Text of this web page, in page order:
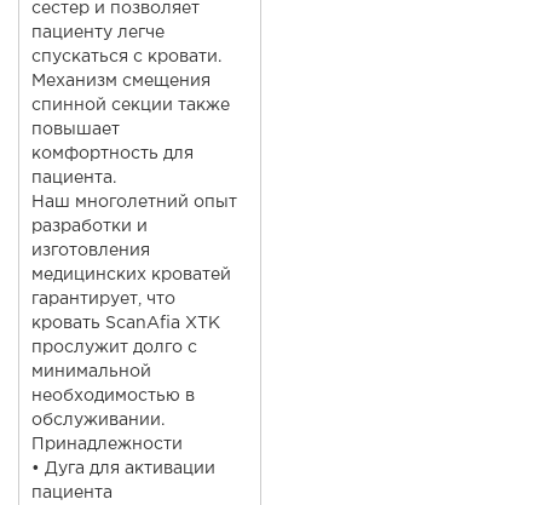
сестер и позволяет
пациенту легче
спускаться с кровати.
Механизм смещения
спинной секции также
повышает
комфортность для
пациента.
Наш многолетний опыт
разработки и
изготовления
медицинских кроватей
гарантирует, что
кровать ScanAfia XTK
прослужит долго с
минимальной
необходимостью в
обслуживании.
Принадлежности
• Дуга для активации
пациента